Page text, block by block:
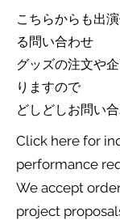
こちらからも出
る問い合わせ
グッズの注文や
りますので
どしどしお問い
Click here for
performance
We accept
project